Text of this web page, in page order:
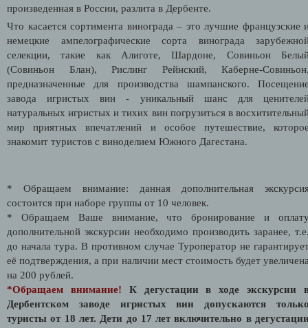
произведенная в России, разлита в Дербенте.
Что касается сортимента винограда – это лучшие французские
немецкие ампелографические сорта винограда
селекции, такие как Алиготе, Шардоне, Совиньон
(Совиньон Блан), Рислинг Рейнский, Каберне-
предназначенные для производства шампанского.
завода игристых вин - уникальный шанс для
натуральных игристых и тихих вин погрузиться в
мир приятных впечатлений и особое путешествие,
знакомит туристов с виноделием Южного Дагестана.
* Обращаем внимание: данная дополнительная
состоится при наборе группы от 10 человек.
* Обращаем Ваше внимание, что бронирование и
дополнительной экскурсии необходимо производить заранее,
до начала тура. В противном случае Туроператор не
её подтверждения, а при наличии мест стоимость будет
на 200 рублей.
*Обращаем внимание!
К дегустации в ходе экскурсии
Дербентском заводе игристых вин допускаются
туристы от 18 лет. Дети до 17 лет включительно в